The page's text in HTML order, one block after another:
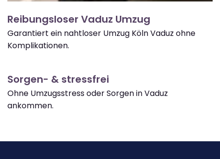
Reibungsloser Vaduz Umzug
Garantiert ein nahtloser Umzug Köln Vaduz ohne
Komplikationen.
Sorgen- & stressfrei
Ohne Umzugsstress oder Sorgen in Vaduz
ankommen.